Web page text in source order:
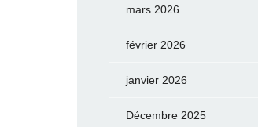
mars 2026
février 2026
janvier 2026
Décembre 2025